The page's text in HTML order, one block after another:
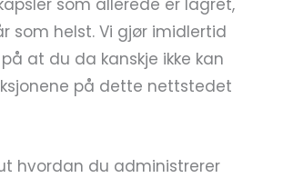
som allerede er lagret,
som helst. Vi gjør imidlertid
at du da kanskje ikke kan
på dette nettstedet
hvordan du administrerer